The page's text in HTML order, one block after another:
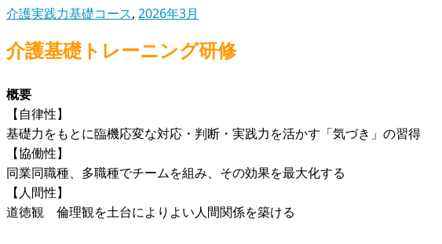
介護実践力基礎コース, 2026年3月
介護基礎トレーニング研修
概要
【自律性】
基礎力をもとに臨機応変な対応・判断・実践力を活かす「気づき」の習得
【協働性】
同業同職種、多職種でチームを組み、その効果を最大化する
【人間性】
道徳観 倫理観を土台によりよい人間関係を築ける